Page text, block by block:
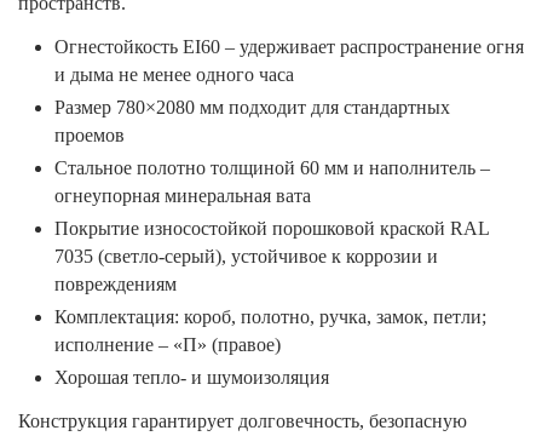
Огнестойкость EI60 – удерживает распространение огня
и дыма не менее одного часа
Размер 780×2080 мм подходит для стандартных
проемов
Стальное полотно толщиной 60 мм и наполнитель –
огнеупорная минеральная вата
Покрытие износостойкой порошковой краской RAL
7035 (светло-серый), устойчивое к коррозии и
повреждениям
Комплектация: короб, полотно, ручка, замок, петли;
исполнение – «П» (правое)
Хорошая тепло- и шумоизоляция
Конструкция гарантирует долговечность, безопасную